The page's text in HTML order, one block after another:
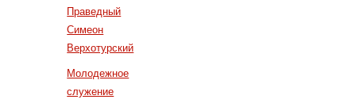
Праведный
Симеон
Верхотурский
Молодежное
служение